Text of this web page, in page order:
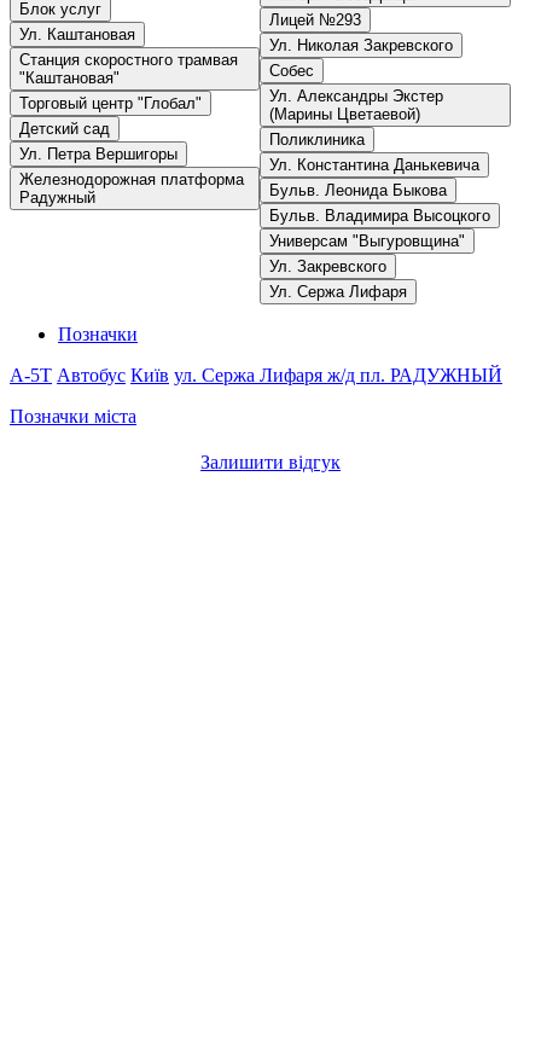
Блок услуг
Ул. Каштановая
Станция скоростного трамвая
"Каштановая"
Торговый центр "Глобал"
Детский сад
Ул. Петра Вершигоры
Железнодорожная платформа
Радужный
Лицей №293
Ул. Николая Закревского
Собес
Ул. Александры Экстер
(Марины Цветаевой)
Поликлиника
Ул. Константина Данькевича
Бульв. Леонида Быкова
Бульв. Владимира Высоцкого
Универсам "Выгуровщина"
Ул. Закревского
Ул. Сержа Лифаря
Позначки
A-5Т Автобус Київ ул. Сержа Лифаря ж/д пл. РАДУЖНЫЙ
Позначки міста
Залишити відгук